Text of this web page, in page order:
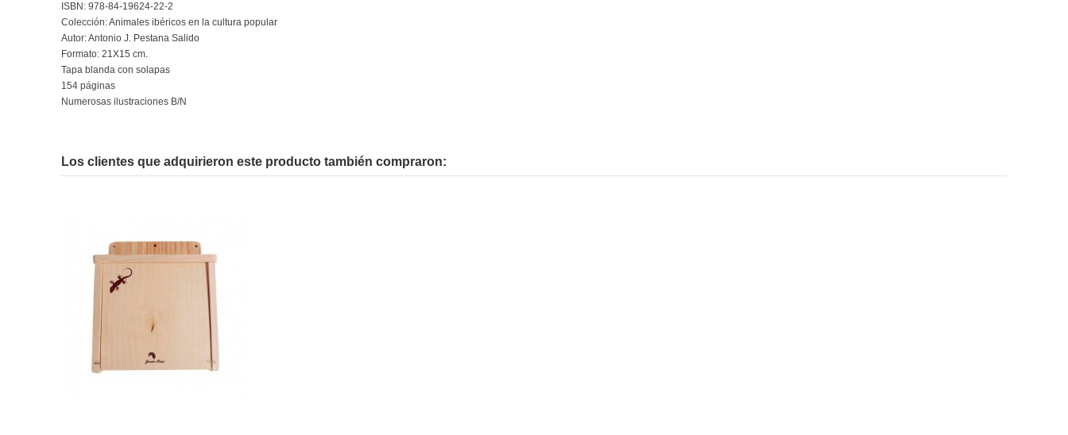
ISBN: 978-84-19624-22-2
Colección: Animales ibéricos en la cultura popular
Autor: Antonio J. Pestana Salido
Formato: 21X15 cm.
Tapa blanda con solapas
154 páginas
Numerosas ilustraciones B/N
Los clientes que adquirieron este producto también compraron: